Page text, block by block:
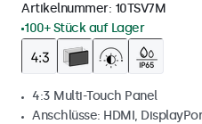
Artikelnummer: 10TSV7M
100+ Stück auf Lager
4:3 Multi-Touch Panel
Anschlüsse: HDMI,